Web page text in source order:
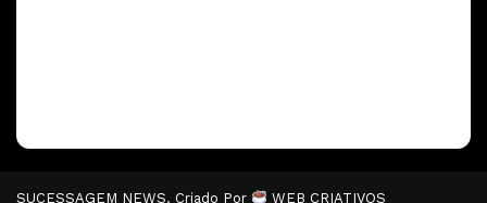
SUCESSAGEM NEWS. Criado Por WEB CRIATIVOS